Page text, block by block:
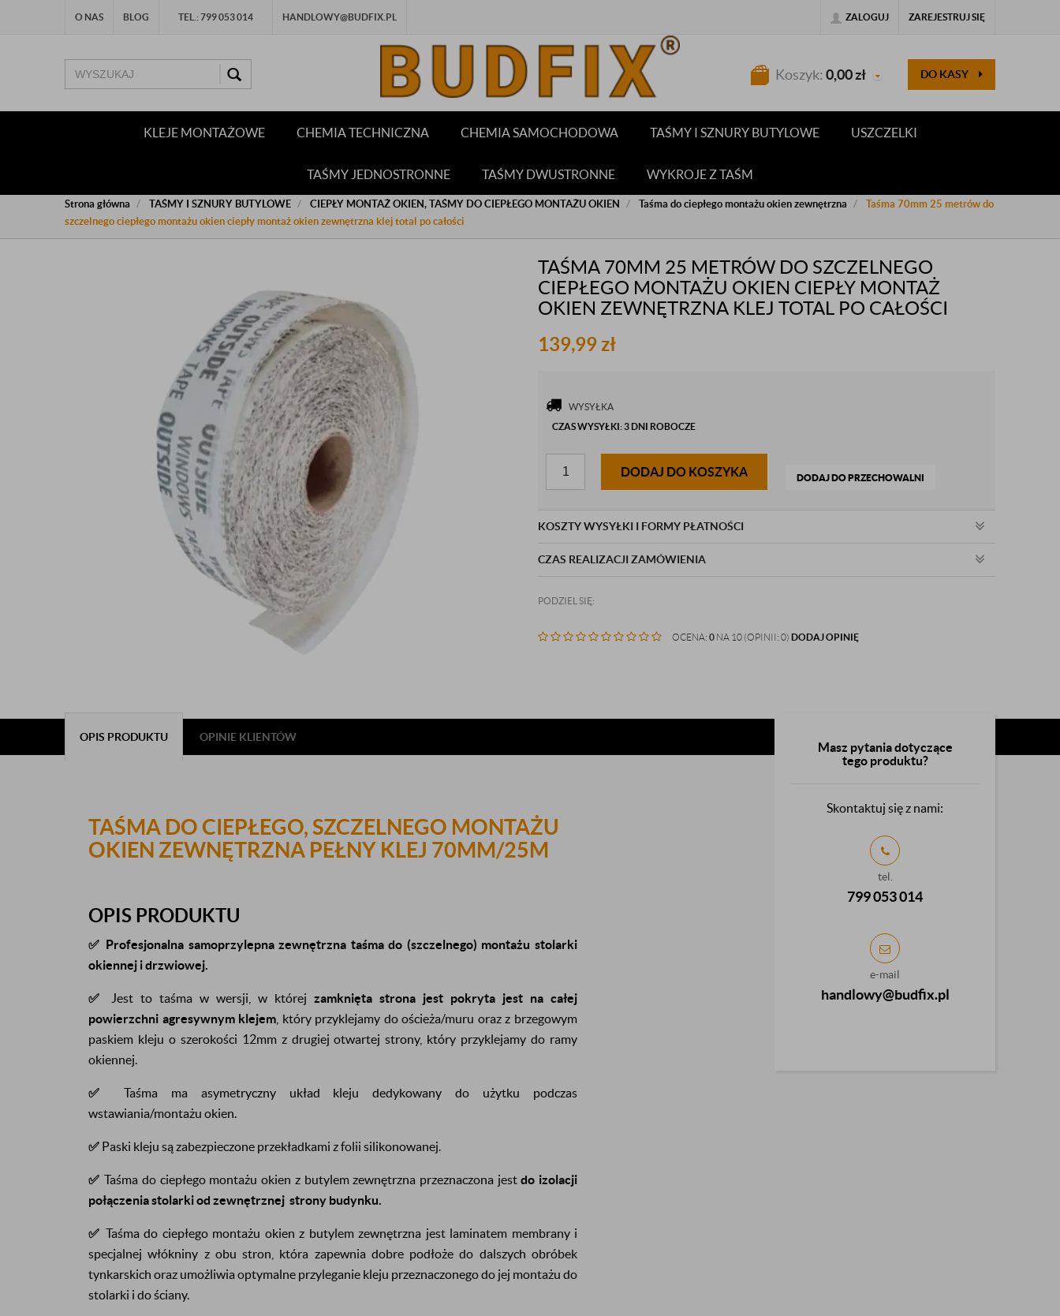
O NAS BLOG TEL.: 799 053 014 HANDLOWY@BUDFIX.PL ZALOGUJ ZAREJESTRUJ SIĘ
Koszyk: 0,00zł DO KASY
KLEJE MONTAŻOWE CHEMIA TECHNICZNA CHEMIA SAMOCHODOWA TAŚMY I SZNURY BUTYLOWE USZCZELKI
TAŚMY JEDNOSTRONNE TAŚMY DWUSTRONNE WYKROJE Z TAŚM
Strona główna TAŚMY I SZNURY BUTYLOWE CIEPŁY MONTAŻ OKIEN, TAŚMY DO CIEPŁEGO MONTAŻU OKIEN Taśma do ciepłego montażu okien zewnętrzna
Taśma 70mm 25 metrów do
szczelnego ciepłego montażu okien ciepły montaż okien zewnętrzna klej total po całości
TAŚMA 70MM 25 METRÓW DO SZCZELNEGO
CIEPŁEGO MONTAŻU OKIEN CIEPŁY MONTAŻ
OKIEN ZEWNĘTRZNA KLEJ TOTAL PO CAŁOŚCI
139,99zł
WYSYŁKA
CZAS WYSYŁKI: 3 DNI ROBOCZE
DODAJ DO KOSZYKA DODAJ DO PRZECHOWALNI
KOSZTY WYSYŁKI I FORMY PŁATNOŚCI
CZAS REALIZACJI ZAMÓWIENIA
PODZIEL SIĘ:
OCENA: 0 NA 10 (OPINII: 0) DODAJ OPINIĘ
OPIS PRODUKTU OPINIE KLIENTÓW
TAŚMA DO CIEPŁEGO, SZCZELNEGO MONTAŻU
OKIEN ZEWNĘTRZNA PEŁNY KLEJ 70MM/25M
OPIS PRODUKTU
✅ Profesjonalna samoprzylepna zewnętrzna taśma do (szczelnego) montażu stolarki
okiennej i drzwiowej.
✅ Jest to taśma w wersji, w której zamknięta strona jest pokryta jest na całej
powierzchni agresywnym klejem , który przyklejamy do ościeża/muru oraz z brzegowym
paskiem kleju o szerokości 12mm z drugiej otwartej strony, który przyklejamy do ramy
okiennej.
✅
Taśma ma asymetryczny układ kleju dedykowany do użytku podczas
wstawiania/montażu okien.
✅ Paski kleju są zabezpieczone przekładkami z folii silikonowanej.
✅ Taśma do ciepłego montażu okien z butylem zewnętrzna przeznaczona jestdo izolacji
połączenia stolarki od zewnętrznej strony budynku.
✅ Taśma do ciepłego montażu okien z butylem zewnętrzna jest laminatem membrany i
specjalnej włókniny z obu stron, która zapewnia dobre podłoże do dalszych obróbek
tynkarskich oraz umożliwia optymalne przyleganie kleju przeznaczonego do jej montażu do
stolarki i do ściany.
Masz pytania dotyczące
tego produktu?
Skontaktuj się z nami:
tel.
799 053 014
e-mail
handlowy@budfix.pl